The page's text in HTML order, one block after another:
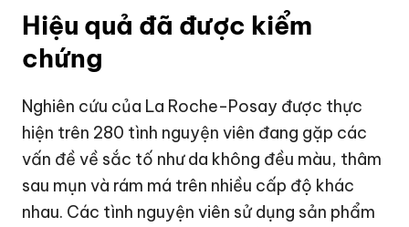
Hiệu quả đã được kiểm
chứng
Nghiên cứu của La Roche-Posay được thực
hiện trên 280 tình nguyện viên đang gặp các
vấn đề về sắc tố như da không đều màu, thâm
sau mụn và rám má trên nhiều cấp độ khác
nhau. Các tình nguyện viên sử dụng sản phẩm